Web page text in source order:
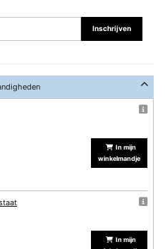
Inschrijven
In mijn
winkelmandje
In mijn